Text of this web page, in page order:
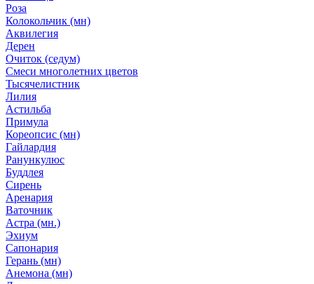
Роза
Колокольчик (мн)
Аквилегия
Дерен
Очиток (седум)
Смеси многолетних цветов
Тысячелистник
Лилия
Астильба
Примула
Кореопсис (мн)
Гайлардия
Ранункулюс
Буддлея
Сирень
Аренария
Ваточник
Астра (мн.)
Эхиум
Сапонария
Герань (мн)
Анемона (мн)